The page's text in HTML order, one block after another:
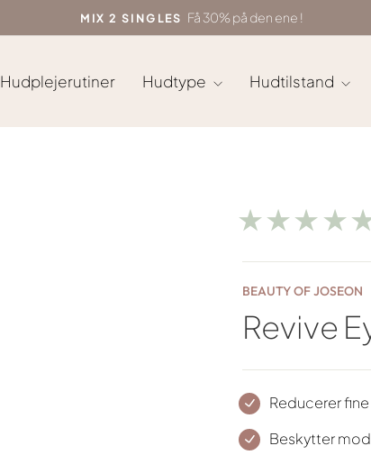
Sæt
på
GRATIS FRAGT På alle ordrer over 699 kr !
Hudplejerutiner Hudtype Hudtilstand
BEAUTY OF JOSEON
Revive
Reducerer
Beskytter